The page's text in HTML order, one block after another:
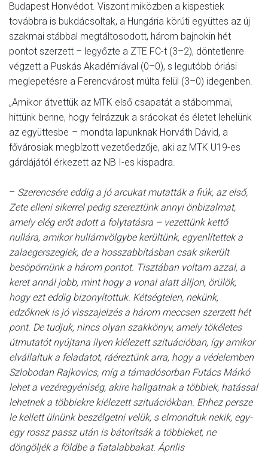
Budapest Honvédot. Viszont miközben a kispestiek
továbbra is bukdácsoltak, a Hungária körúti együttes az új
szakmai stábbal megtáltosodott, három bajnokin hét
pontot szerzett – legyőzte a ZTE FC-t (3–2), döntetlenre
végzett a Puskás Akadémiával (0–0), s legutóbb óriási
meglepetésre a Ferencvárost múlta felül (3–0) idegenben.
„Amikor átvettük az MTK első csapatát a stábommal,
hittünk benne, hogy felrázzuk a srácokat és életet lehelünk
az együttesbe – mondta lapunknak Horváth Dávid, a
fővárosiak megbízott vezetőedzője, aki az MTK U19-es
gárdájától érkezett az NB I-es kispadra.
– Szerencsére eddig a jó arcukat mutatták a fiúk, az első,
Zete elleni sikerrel pedig szereztünk annyi önbizalmat,
amely elég erőt adott a folytatásra – vezettünk kettő
nullára, amikor hullámvölgybe kerültünk, egyenlítettek a
zalaegerszegiek, de a hosszabbításban csak sikerült
besöpörnünk a három pontot. Tisztában voltam azzal, a
keret annál jobb, mint hogy a vonal alatt álljon, örülök,
hogy ezt eddig bizonyítottuk. Kétségtelen, nekünk,
edzőknek is jó visszajelzés a három meccsen szerzett hét
pont. De tudjuk, nincs olyan szakkönyv, amely tökéletes
útmutatót nyújtana ilyen kiélezett szituációban, így amikor
elvállaltuk a feladatot, ráéreztünk arra, hogy a védelemben
Szlobodan Rajkovics, míg a támadósorban Futács Márkó
lehet a vezéregyéniség, akire hallgatnak a többiek, hatással
lehetnek a többiekre kiélezett szituációkban. Ehhez persze
le kellett ülnünk beszélgetni velük, s elmondtuk nekik, egy-
egy rossz passz után is bátorítsák a többieket, ne
döngöljék a földbe a fiatalabbakat. Április